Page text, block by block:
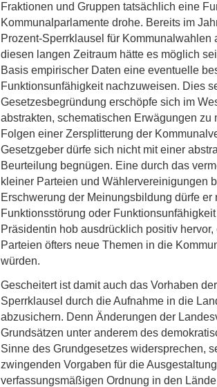
Fraktionen und Gruppen tatsächlich eine
Kommunalparlamente drohe. Bereits im
Prozent-Sperrklausel für Kommunalwahlen
diesen langen Zeitraum hätte es möglich
Basis empirischer Daten eine eventuelle
Funktionsunfähigkeit nachzuweisen. Dies
Gesetzesbegründung erschöpfe sich im
abstrakten, schematischen Erwägungen zu
Folgen einer Zersplitterung der
Gesetzgeber dürfe sich nicht mit einer
Beurteilung begnügen. Eine durch das
kleiner Parteien und Wählervereinigungen
Erschwerung der Meinungsbildung dürfe er
Funktionsstörung oder
Präsidentin hob ausdrücklich positiv
Parteien öfters neue Themen in die
würden.
Gescheitert ist damit auch das Vorhaben
Sperrklausel durch die Aufnahme in die
abzusichern. Denn Änderungen der
Grundsätzen unter anderem des
Sinne des Grundgesetzes widersprechen,
zwingenden Vorgaben für die
verfassungsmäßigen Ordnung in den